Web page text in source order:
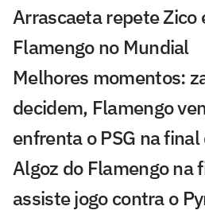
Arrascaeta repete Zico
Flamengo no Mundial
Melhores momentos:
decidem, Flamengo
enfrenta o PSG na
Algoz do Flamengo na
assiste jogo contra o